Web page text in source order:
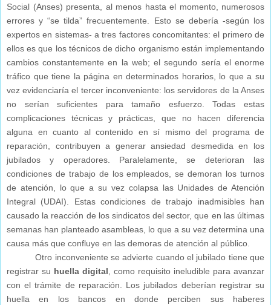
Social (Anses) presenta, al menos hasta el momento, numerosos
errores y “se tilda” frecuentemente. Esto se debería -según los
expertos en sistemas- a tres factores concomitantes: el primero de
ellos es que los técnicos de dicho organismo están implementando
cambios constantemente en la web; el segundo sería el enorme
tráfico que tiene la página en determinados horarios, lo que a su
vez evidenciaría el tercer inconveniente: los servidores de la Anses
no serían suficientes para tamaño esfuerzo. Todas estas
complicaciones técnicas y prácticas, que no hacen diferencia
alguna en cuanto al contenido en sí mismo del programa de
reparación, contribuyen a generar ansiedad desmedida en los
jubilados y operadores. Paralelamente, se deterioran las
condiciones de trabajo de los empleados, se demoran los turnos
de atención, lo que a su vez colapsa las Unidades de Atención
Integral (UDAI). Estas condiciones de trabajo inadmisibles han
causado la reacción de los sindicatos del sector, que en las últimas
semanas han planteado asambleas, lo que a su vez determina una
causa más que confluye en las demoras de atención al público.
Otro inconveniente se advierte cuando el jubilado tiene que
registrar su huella digital , como requisito ineludible para avanzar
con el trámite de reparación.
Los jubilados deberían registrar su
huella en los bancos en donde perciben sus haberes